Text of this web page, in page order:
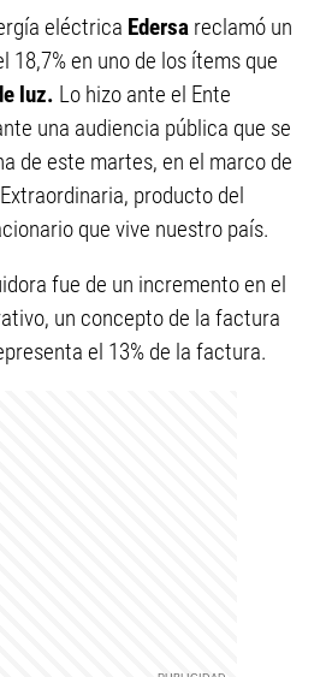
eléctrica Edersa reclamó un
18,7% en uno de los ítems que
luz. Lo hizo ante el Ente
una audiencia pública que se
de este martes, en el marco de
producto del
que vive nuestro país.
fue de un incremento en el
un concepto de la factura
el 13% de la factura.